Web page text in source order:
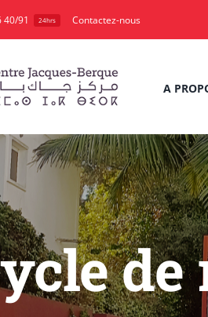
40/91 24hrs Contactez-nous
A
de